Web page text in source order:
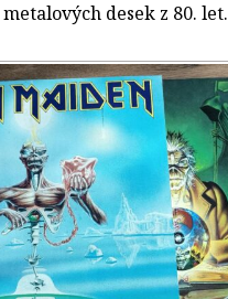
desek z 80. let.